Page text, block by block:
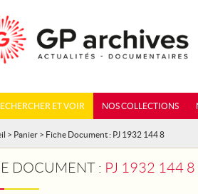
ET VOIR NOS COLLECTIONS
> Panier > Fiche Document : PJ 1932 144 8
DOCUMENT : PJ 1932 144 8